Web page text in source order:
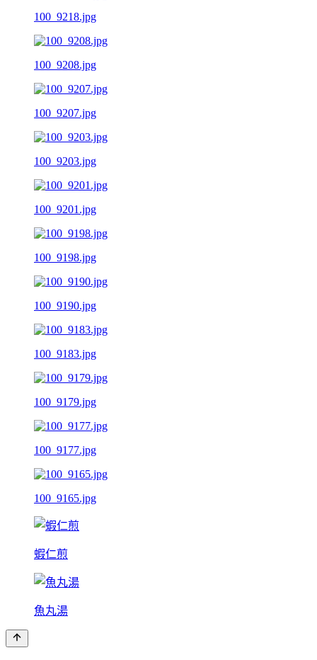
100_9218.jpg
100_9208.jpg
100_9207.jpg
100_9203.jpg
100_9201.jpg
100_9198.jpg
100_9190.jpg
100_9183.jpg
100_9179.jpg
100_9177.jpg
100_9165.jpg
蝦仁煎
魚丸湯